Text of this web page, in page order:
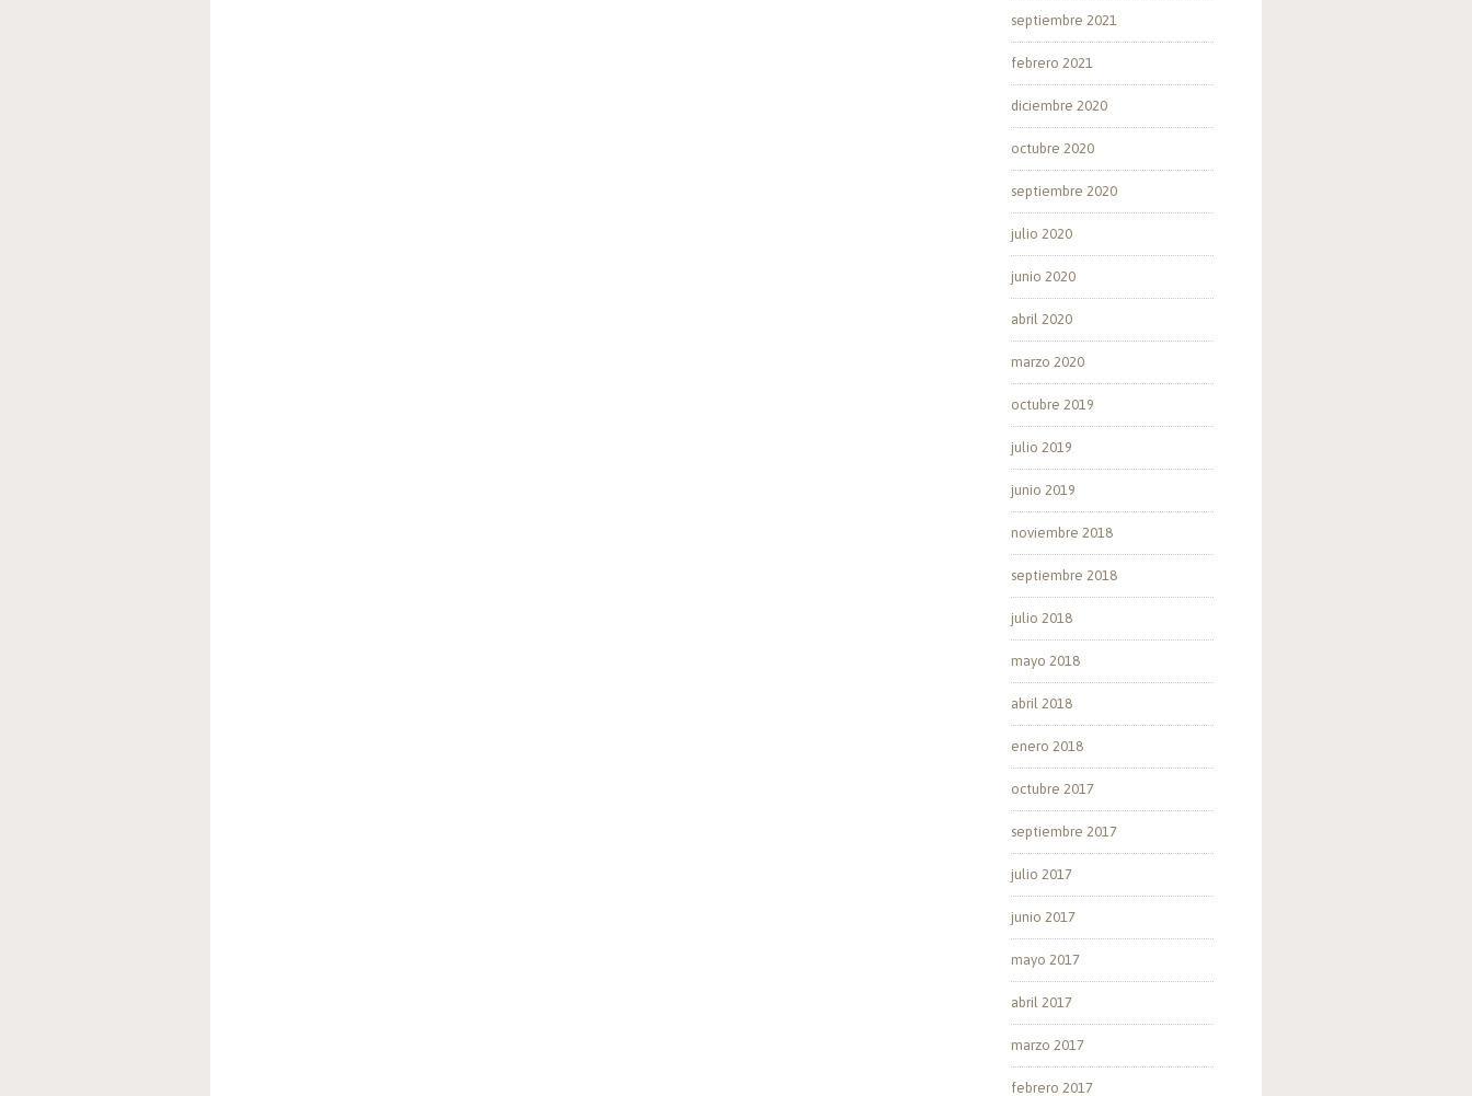
septiembre 2021
febrero 2021
diciembre 2020
octubre 2020
septiembre 2020
julio 2020
junio 2020
abril 2020
marzo 2020
octubre 2019
julio 2019
junio 2019
noviembre 2018
septiembre 2018
julio 2018
mayo 2018
abril 2018
enero 2018
octubre 2017
septiembre 2017
julio 2017
junio 2017
mayo 2017
abril 2017
marzo 2017
febrero 2017